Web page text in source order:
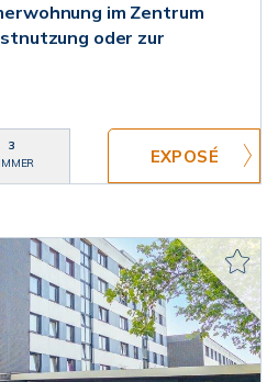
im Zentrum
oder zur
3